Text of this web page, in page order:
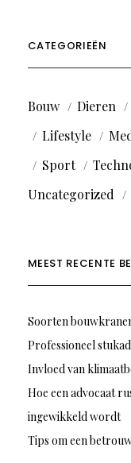
CATEGORIEËN
Bouw Dieren
Lifestyle
Sport
Uncategorized
MEEST RECENTE
Soorten
Professioneel
Invloed van
Hoe een advocaat
ingewikkeld wordt
Tips om een